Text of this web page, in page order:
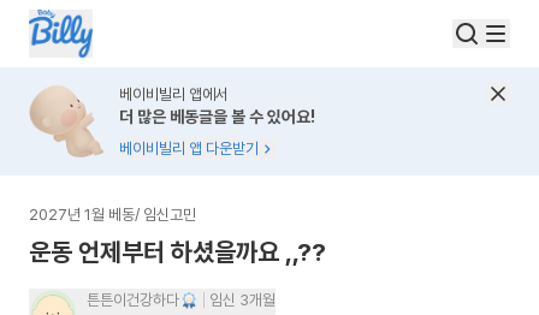
베이비빌리 앱에서
더 많은 베동글을 볼 수 있어요!
베이비빌리 앱 다운받기
2027년 1월 베동/ 임신고민
운동 언제부터 하셨을까요 ,,??
튼튼이건강하다
임신 3개월